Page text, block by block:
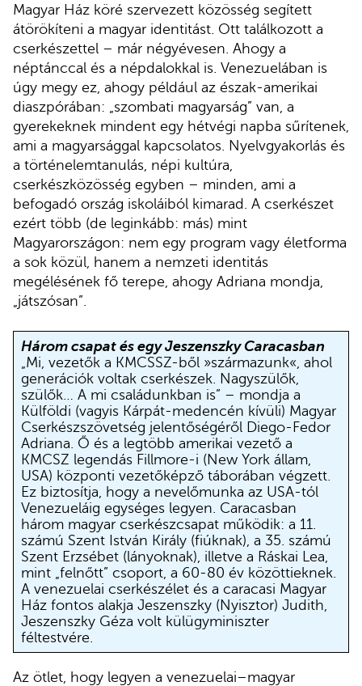
Magyar Ház köré szervezett közösség segített
átörökíteni a magyar identitást. Ott találkozott a
cserkészettel – már négyévesen. Ahogy a
néptánccal és a népdalokkal is. Venezuelában is
úgy megy ez, ahogy például az észak-amerikai
diaszpórában: „szombati magyarság” van, a
gyerekeknek mindent egy hétvégi napba sűrítenek,
ami a magyarsággal kapcsolatos. Nyelvgyakorlás és
a történelemtanulás, népi kultúra,
cserkészközösség egyben – minden, ami a
befogadó ország iskoláiból kimarad. A cserkészet
ezért több (de leginkább: más) mint
Magyarországon: nem egy program vagy életforma
a sok közül, hanem a nemzeti identitás
megélésének fő terepe, ahogy Adriana mondja,
„játszósan”.
Három csapat és egy Jeszenszky Caracasban
„Mi, vezetők a KMCSSZ-ből »származunk«, ahol
generációk voltak cserkészek. Nagyszülők,
szülők… A mi családunkban is” – mondja a
Külföldi (vagyis Kárpát-medencén kívüli) Magyar
Cserkészszövetség jelentőségéről Diego-Fedor
Adriana. Ő és a legtöbb amerikai vezető a
KMCSZ legendás Fillmore-i (New York állam,
USA) központi vezetőképző táborában végzett.
Ez biztosítja, hogy a nevelőmunka az USA-tól
Venezueláig egységes legyen. Caracasban
három magyar cserkészcsapat működik: a 11.
számú Szent István Király (fiúknak), a 35. számú
Szent Erzsébet (lányoknak), illetve a Ráskai Lea,
mint „felnőtt” csoport, a 60-80 év közöttieknek.
A venezuelai cserkészélet és a caracasi Magyar
Ház fontos alakja Jeszenszky (Nyisztor) Judith,
Jeszenszky Géza volt külügyminiszter
féltestvére.
Az ötlet, hogy legyen a venezuelai–magyar